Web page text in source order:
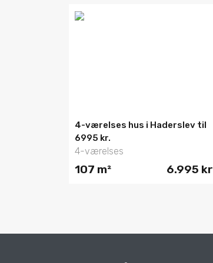
4-værelses hus i Haderslev til
6995 kr.
4-værelses
107 m² 6.995 kr